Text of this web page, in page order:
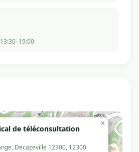
de téléconsultation
Decazeville 12300, 12300
×